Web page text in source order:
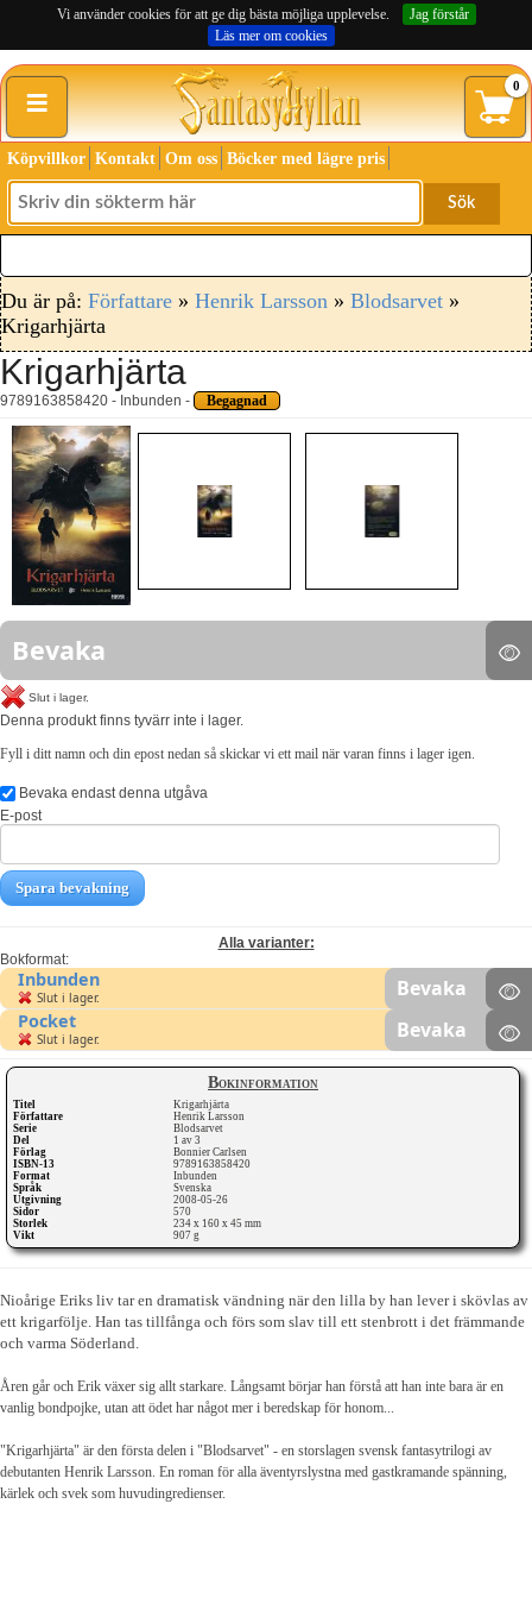
Vi använder cookies för att ge dig bästa möjliga upplevelse.
Jag förstår
Läs mer om cookies
≡ 0
Köpvillkor Kontakt Om oss Böcker med lägre pris
Sök
Du är på: Författare » Henrik Larsson » Blodsarvet »
Krigarhjärta
Krigarhjärta
9789163858420 - Inbunden - Begagnad
Bokinformation
Titel
Krigarhjärta
Författare
Henrik Larsson
Serie
Blodsarvet
Del
1 av 3
Förlag
Bonnier Carlsen
ISBN-13
9789163858420
Format
Inbunden
Språk
Svenska
Utgivning
2008-05-26
Sidor
570
Storlek
234 x 160 x 45 mm
Vikt
907 g
Bevaka
Slut i lager.
Denna produkt finns tyvärr inte i lager.
Fyll i ditt namn och din epost nedan så skickar vi ett mail när varan finns i lager igen.
Bevaka endast denna utgåva
E-post
Spara bevakning
Alla varianter:
Bokformat:
Inbunden
Slut i lager. Bevaka
Pocket
Slut i lager. Bevaka
Nioårige Eriks liv tar en dramatisk vändning när den lilla by han lever i skövlas av
ett krigarfölje. Han tas tillfånga och förs som slav till ett stenbrott i det främmande
och varma Söderland.
Åren går och Erik växer sig allt starkare. Långsamt börjar han förstå att han inte bara är en
vanlig bondpojke, utan att ödet har något mer i beredskap för honom...
"Krigarhjärta" är den första delen i "Blodsarvet" - en storslagen svensk fantasytrilogi av
debutanten Henrik Larsson. En roman för alla äventyrslystna med gastkramande spänning,
kärlek och svek som huvudingredienser.